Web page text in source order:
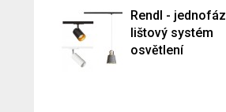
Rendl -
lištový systém
osvětlení